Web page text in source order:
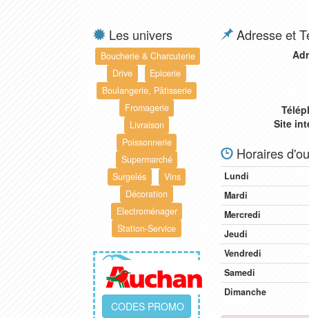
Les univers
Boucherie & Charcuterie
Drive
Epicerie
Boulangerie, Pâtisserie
Fromagerie
Livraison
Poissonnerie
Supermarché
Surgelés
Vins
Décoration
Electroménager
Station-Service
CODES PROMO
Adresse et
Site
Horaires
Lundi
Mardi
Mercredi
Jeudi
Vendredi
Samedi
Dimanche